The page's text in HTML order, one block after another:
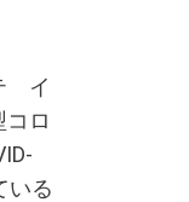
イ
ロ
いる